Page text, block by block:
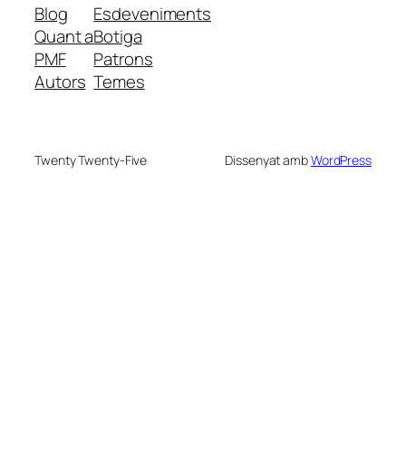
Blog
Quant a
PMF
Autors
Esdeveniments
Botiga
Patrons
Temes
Twenty Twenty-Five Dissenyat ambWordPress